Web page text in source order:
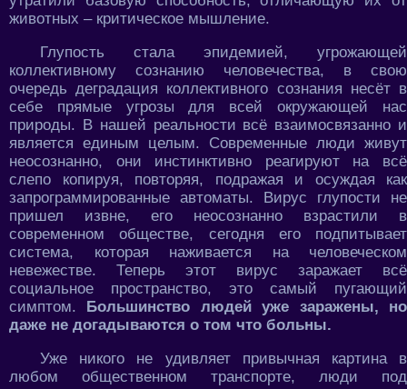
животных – критическое мышление.
Глупость стала эпидемией, угрожающей
коллективному сознанию человечества, в свою
очередь деградация коллективного сознания несёт в
себе прямые угрозы для всей окружающей нас
природы. В нашей реальности всё взаимосвязанно и
является единым целым. Современные люди живут
неосознанно, они инстинктивно реагируют на всё
слепо копируя, повторяя, подражая и осуждая как
запрограммированные автоматы. Вирус глупости не
пришел извне, его неосознанно взрастили в
современном обществе, сегодня его подпитывает
система, которая наживается на человеческом
невежестве. Теперь этот вирус заражает всё
социальное пространство, это самый пугающий
симптом. Большинство людей уже заражены, но
даже не догадываются о том что больны.
Уже никого не удивляет привычная картина в
любом общественном транспорте, люди под